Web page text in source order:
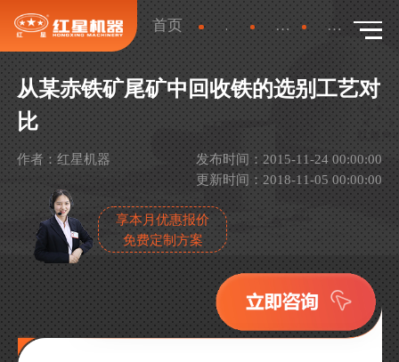
首页 新闻 行业新闻 详情
从某赤铁矿尾矿中回收铁的选别工艺对
比
作者：红星机器
发布时间：2015-11-24 00:00:00
更新时间：2018-11-05 00:00:00
享本月优惠报价
免费定制方案